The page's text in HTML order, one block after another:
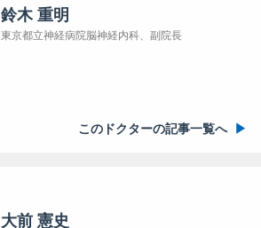
鈴木 重明
東京都立神経病院脳神経内科、副院長
このドクターの記事一覧へ
大前 憲史